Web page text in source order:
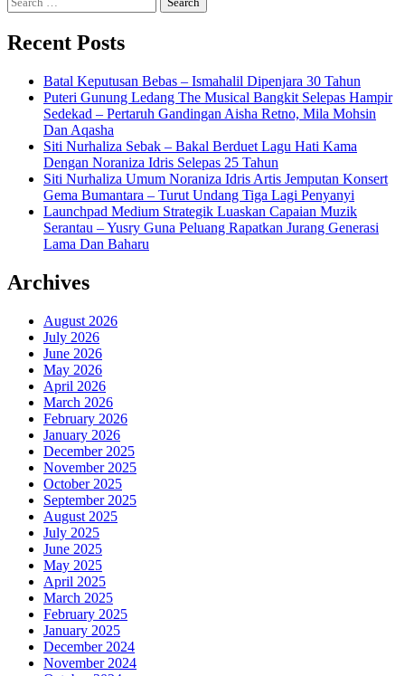
for:
Recent Posts
Batal Keputusan Bebas – Ismahalil Dipenjara 30 Tahun
Puteri Gunung Ledang The Musical Bangkit Selepas Hampir
Sedekad – Pertaruh Gandingan Aisha Retno, Mila Mohsin
Dan Aqasha
Siti Nurhaliza Sebak – Bakal Berduet Lagu Hati Kama
Dengan Noraniza Idris Selepas 25 Tahun
Siti Nurhaliza Umum Noraniza Idris Artis Jemputan Konsert
Gema Bumantara – Turut Undang Tiga Lagi Penyanyi
Launchpad Medium Strategik Luaskan Capaian Muzik
Serantau – Yusry Guna Peluang Rapatkan Jurang Generasi
Lama Dan Baharu
Archives
August 2026
July 2026
June 2026
May 2026
April 2026
March 2026
February 2026
January 2026
December 2025
November 2025
October 2025
September 2025
August 2025
July 2025
June 2025
May 2025
April 2025
March 2025
February 2025
January 2025
December 2024
November 2024